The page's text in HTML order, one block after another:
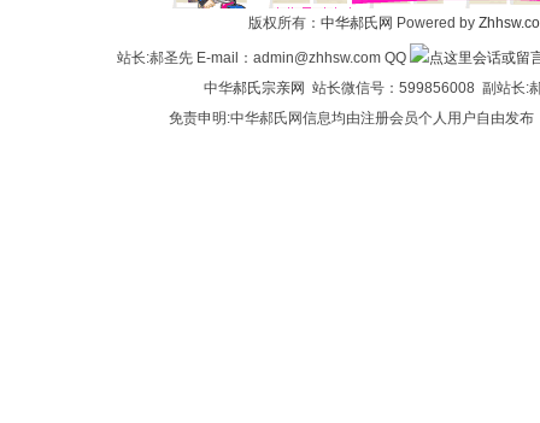
版权所有： 中华郝氏网 Powered by
站长:郝圣先 E-mail：admin@zhhsw.com QQ
中华郝氏宗亲网 站长微信号：599856008 副站长:
免责申明:中华郝氏网信息均由注册会员个人用户自由发